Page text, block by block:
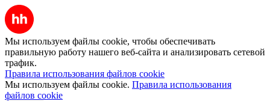
Мы используем файлы cookie, чтобы обеспечивать
правильную работу нашего веб-сайта и анализировать сетевой
трафик.
Правила использования файлов cookie
Мы используем файлы cookie. Правила использования
файлов cookie